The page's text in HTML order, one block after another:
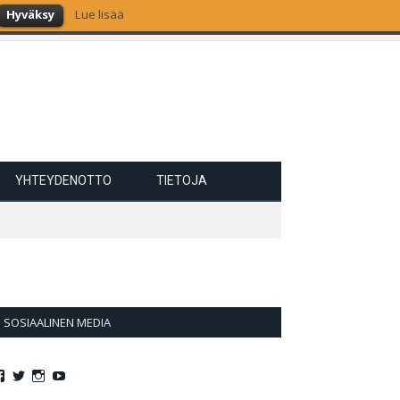
YHTEYDENOTTO TIETOJA
SOSIAALINEN MEDIA
NäytäNäytäNäytäNäytä
Hyväksy Lue lisää